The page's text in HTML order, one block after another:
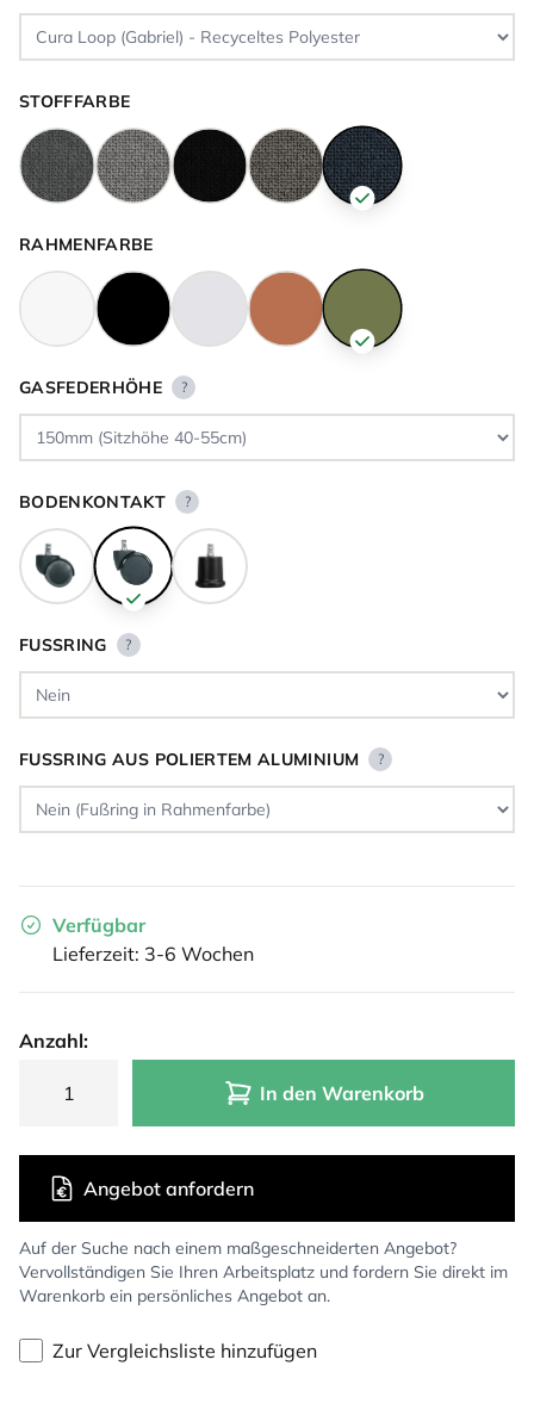
STOFFFARBE
RAHMENFARBE
GASFEDERHÖHE ?
BODENKONTAKT ?
FUSSRING ?
FUSSRING AUS POLIERTEM ALUMINIUM ?
Verfügbar
Lieferzeit: 3-6 Wochen
Anzahl:
In den Warenkorb
Auf der Suche nach einem maßgeschneiderten Angebot?
Vervollständigen Sie Ihren Arbeitsplatz und fordern Sie direkt im
Warenkorb ein persönliches Angebot an.
Angebot anfordern
Zur Vergleichsliste hinzufügen